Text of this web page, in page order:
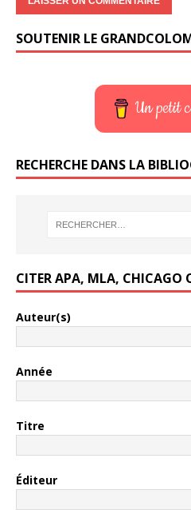
SOUTENIR LE
Un petit
RECHERCHE DANS LA
CITER APA, MLA, CHICAGO
Auteur(s)
Année
Titre
Éditeur